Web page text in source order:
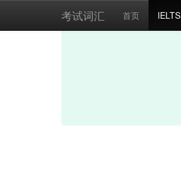
考试词汇 首页 IELTS